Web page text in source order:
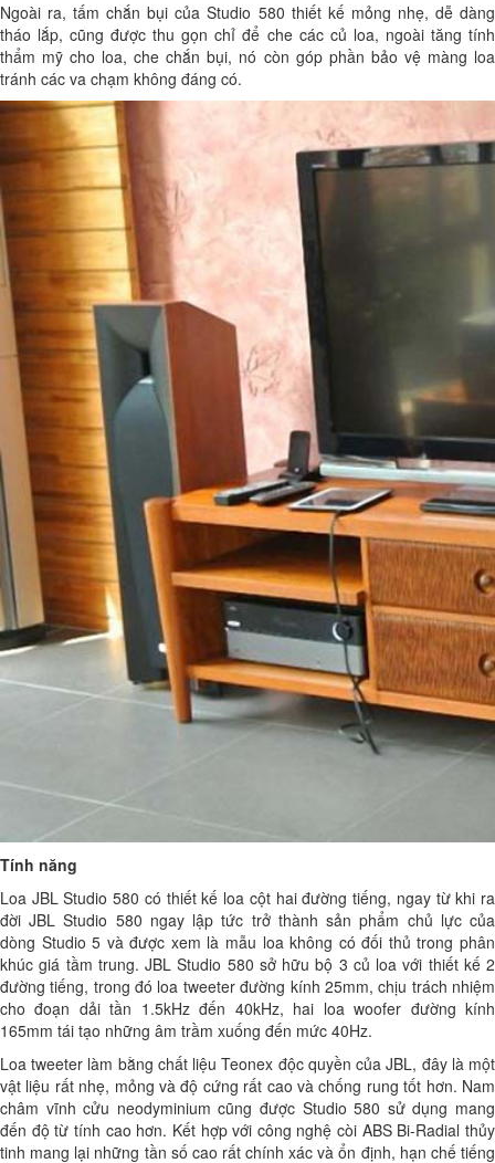
Ngoài ra, tấm chắn bụi của Studio 580 thiết kế mỏng nhẹ, dễ dàng
tháo lắp, cũng được thu gọn chỉ để che các củ loa, ngoài tăng tính
thẩm mỹ cho loa, che chắn bụi, nó còn góp phần bảo vệ màng loa
tránh các va chạm không đáng có.
Tính năng
Loa JBL Studio 580 có thiết kế loa cột hai đường tiếng, ngay từ khi ra
đời JBL Studio 580 ngay lập tức trở thành sản phẩm chủ lực của
dòng Studio 5 và được xem là mẫu loa không có đối thủ trong phân
khúc giá tầm trung. JBL Studio 580 sở hữu bộ 3 củ loa với thiết kế 2
đường tiếng, trong đó loa tweeter đường kính 25mm, chịu trách nhiệm
cho đoạn dải tần 1.5kHz đến 40kHz, hai loa woofer đường kính
165mm tái tạo những âm trầm xuống đến mức 40Hz.
Loa tweeter làm bằng chất liệu Teonex độc quyền của JBL, đây là một
vật liệu rất nhẹ, mỏng và độ cứng rất cao và chống rung tốt hơn. Nam
châm vĩnh cửu neodyminium cũng được Studio 580 sử dụng mang
đến độ từ tính cao hơn. Kết hợp với công nghệ còi ABS Bi-Radial thủy
tinh mang lại những tần số cao rất chính xác và ổn định, hạn chế tiếng